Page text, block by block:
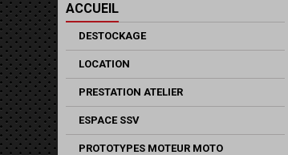
ACCUEIL
DESTOCKAGE
LOCATION
PRESTATION ATELIER
ESPACE SSV
PROTOTYPES MOTEUR MOTO